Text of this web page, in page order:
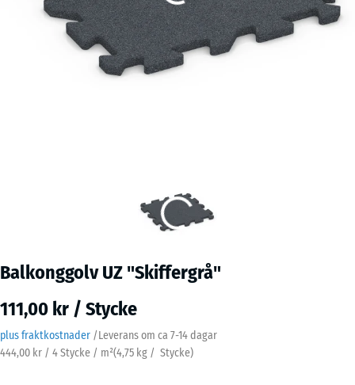
Balkonggolv UZ "Skiffergrå"
111,00 kr / Stycke
plus fraktkostnader /Leverans om ca 7-14 dagar
444,00 kr / 4 Stycke / m²(4,75 kg / Stycke)